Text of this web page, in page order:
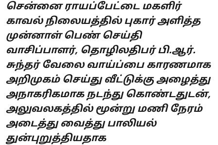
சென்னை ராயப்பேட்டை மகளிர்
காவல் நிலையத்தில் புகார் அளித்த
முன்னாள் பெண் செய்தி
வாசிப்பாளர், தொழிலதிபர் பி.ஆர்.
சுந்தர் வேலை வாய்ப்பை காரணமாக
அறிமுகம் செய்து வீட்டுக்கு அழைத்து
அநாகரிகமாக நடந்து கொண்டதுடன்,
அலுவலகத்தில் மூன்று மணி நேரம்
அடைத்து வைத்து பாலியல்
துன்புறுத்தியதாக